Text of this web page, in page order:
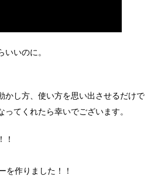
いのに。
かし方、使い方を思い出させるだけで
てくれたら幸いでございます。
！
を作りました！！